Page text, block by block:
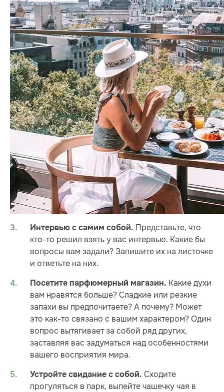
Интервью с самим собой. Представьте, что
кто-то решил взять у вас интервью. Какие бы
вопросы вам задали? Запишите их на листочке
и ответьте на них.
Посетите парфюмерный магазин. Какие духи
вам нравятся больше? Сладкие или резкие
запахи вы предпочитаете? А почему? Может
это как-то связано с вашим характером? Один
вопрос вытягивает за собой ряд других,
заставляя вас задуматься над особенностями
вашего восприятия мира.
Устройте свидание с собой. Сходите
прогуляться в парк, выпейте чашечку чая в